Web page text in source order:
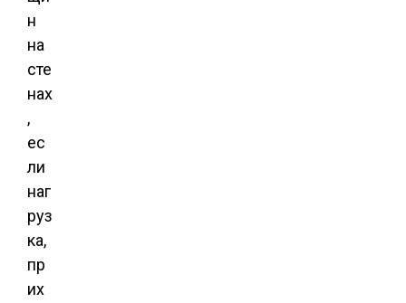
н
на
сте
нах
,
ес
ли
наг
руз
ка,
пр
их